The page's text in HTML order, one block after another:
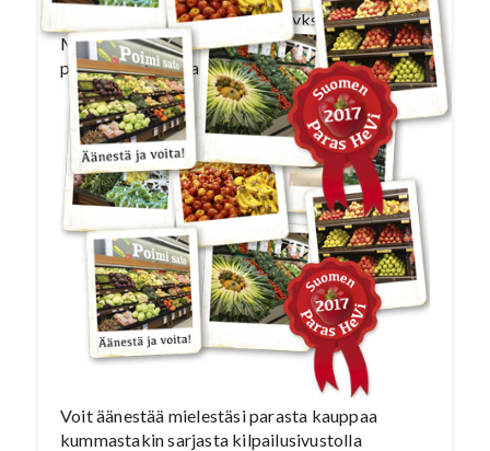
hypermarkettia Helsingistä ja yksi Oulusta.
Marketsarjan finaaliin nostettiin kaksi kauppaa
pääkaupungista ja yksi Itä-Suomesta.
Voit äänestää mielestäsi parasta kauppaa
kummastakin sarjasta kilpailusivustolla